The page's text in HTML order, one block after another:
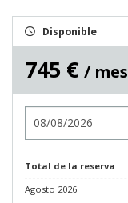
Disponible
745 € / mes
Total de la reserva
Agosto 2026